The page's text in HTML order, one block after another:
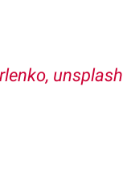
unsplash